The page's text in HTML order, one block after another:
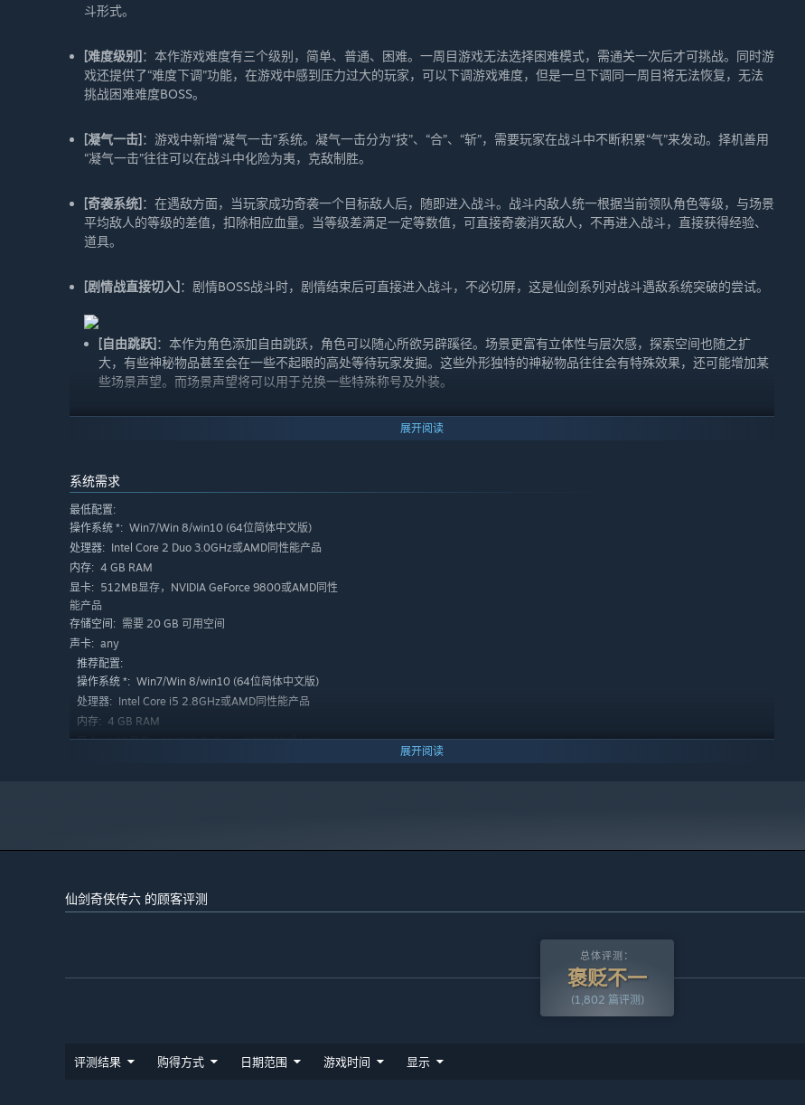
斗形式。
[难度级别]：本作游戏难度有三个级别，简单、普通、困难。一周目游戏无法选择困难模式，需通关一次后才可挑战。同时游
戏还提供了“难度下调”功能，在游戏中感到压力过大的玩家，可以下调游戏难度，但是一旦下调同一周目将无法恢复，无法
挑战困难难度BOSS。
[凝气一击]：游戏中新增“凝气一击”系统。凝气一击分为“技”、“合”、“斩”，需要玩家在战斗中不断积累“气”来发动。择机善用
“凝气一击”往往可以在战斗中化险为夷，克敌制胜。
[奇袭系统]：在遇敌方面，当玩家成功奇袭一个目标敌人后，随即进入战斗。战斗内敌人统一根据当前领队角色等级，与场景
平均敌人的等级的差值，扣除相应血量。当等级差满足一定等数值，可直接奇袭消灭敌人，不再进入战斗，直接获得经验、
道具。
[剧情战直接切入]：剧情BOSS战斗时，剧情结束后可直接进入战斗，不必切屏，这是仙剑系列对战斗遇敌系统突破的尝试。
[自由跳跃]：本作为角色添加自由跳跃，角色可以随心所欲另辟蹊径。场景更富有立体性与层次感，探索空间也随之扩
大，有些神秘物品甚至会在一些不起眼的高处等待玩家发掘。这些外形独特的神秘物品往往会有特殊效果，还可能增加某
些场景声望。而场景声望将可以用于兑换一些特殊称号及外装。
：本作采用武器幻化系统，玩家将可以根据自己的喜好，打造不同的武器外观。当玩家拥有不同外观的武器
多可能。
[声望系统]：游戏的声望可通过完成相应NPC所交予的任务获得，与相应势力NPC所出售的道具有关，声望高的情况下可以
获得此势力独特的道具。
[灵脉系统]：游戏中每个角色都有三条魂魄，三条魂魄对应的成长属性不同。可以任意选择点亮哪一种。每点亮一个节
点，所激活的属性和消耗的魄值不同，激活足够多的节点后自动开启隐藏属性，可使得培养方向的特点更鲜明。
[事件游戏]
游戏内探索较历代更加自由，玩家会在游戏中发现更多隐藏的人物和事件，还有可能遇到各种隐藏“拾取物品”。
[场景技能]：六位主角都各自拥有独特的“场景技能”。游戏中存在许多构思巧妙的机关，玩家需要善用六位角色的场景技能
才能顺利通过。如越今朝的“凌空飞剑”，此场景技能可以飞跃一些障碍或到达一些常规无法到达的地方 。
展开阅读
系统需求
最低配置:
操作系统 *: Win7/Win 8/win10 (64位简体中文版)
处理器: Intel Core 2 Duo 3.0GHz或AMD同性能产品
内存: 4 GB RAM
显卡: 512MB显存，NVIDIA GeForce 9800或AMD同性
能产品
存储空间: 需要 20 GB 可用空间
声卡: any
推荐配置:
操作系统 *: Win7/Win 8/win10 (64位简体中文版)
处理器: Intel Core i5 2.8GHz或AMD同性能产品
内存: 4 GB RAM
显卡: 1GB显存，NVIDIA GeForce GTX560或AMD
展开阅读
仙剑奇侠传六 的顾客评测
总体评测：
褒贬不一
(1,802 篇评测)
评测结果 购得方式 日期范围 游戏时间 显示